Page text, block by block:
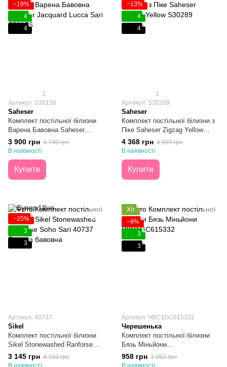
−19%
4
4
2
Артикул: S30156
Saheser
Комплект постільної білизни
Варена Бавовна Saheser
Jacquard Lucca Sari Євро
3 900 грн 4 799 грн
В наявності
Купити
−13%
4
4
1
Артикул: S30289
Saheser
Комплект постільної білизни з
Піке Saheser Zigzag Yellow
Євро
4 368 грн 4 999 грн
В наявності
Купити
−25%
3
3
Артикул: 40737
Sikel​​​​​​​
Комплект постільної білизни
Sikel Stonewashed Ranforse
Soho Sari Євро
3 145 грн 4 193 грн
В наявності
Хіт
−9%
3
3
Артикул: ЧBC1GC615332
Черешенька
Комплект постільної білизни
Бязь Міньйони
Півтораспальний
958 грн 1 052 грн
В наявності